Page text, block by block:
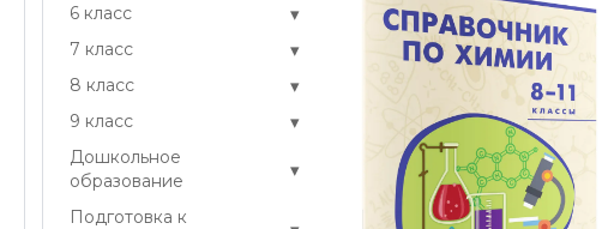
6 класс ▾
7 класс ▾
8 класс ▾
9 класс ▾
Дошкольное
образование
▾
Подготовка к